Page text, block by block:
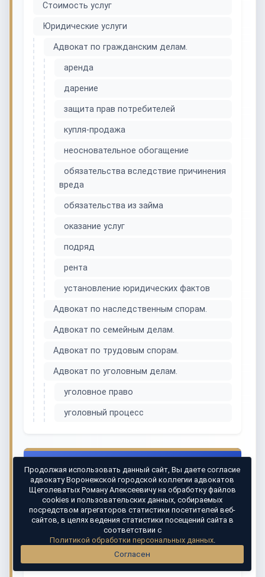
Стоимость услуг
Юридические услуги
Адвокат по гражданским делам.
аренда
дарение
защита прав потребителей
купля-продажа
неосновательное обогащение
обязательства вследствие причинения
вреда
обязательства из займа
оказание услуг
подряд
рента
установление юридических фактов
Адвокат по наследственным спорам.
Адвокат по семейным делам.
Адвокат по трудовым спорам.
Адвокат по уголовным делам.
уголовное право
уголовный процесс
Разграничение кражи, грабежа и разбоя
Сложности в разграничении кражи, грабежа и
разбоя могут привести к …
Разграничение превышения от
злоупотребления должностных полномочий
Продолжая использовать данный сайт, Вы даете согласие
адвокату Воронежской городской коллегии адвокатов
Щеголеватых Роману Алексеевичу на обработку файлов
cookies и пользовательских данных, собираемых
посредством агрегаторов статистики посетителей веб-
сайтов, в целях ведения статистики посещений сайта в
соответствии с
Политикой обработки персональных данных.
Согласен